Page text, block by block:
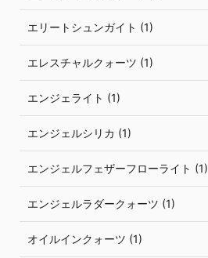
エリートシュンガイト (1)
エレスチャルクォーツ (1)
エンジェライト (1)
エンジェルシリカ (1)
エンジェルフェザーフローライト (1)
エンジェルラダークォーツ (1)
オイルインクォーツ (1)